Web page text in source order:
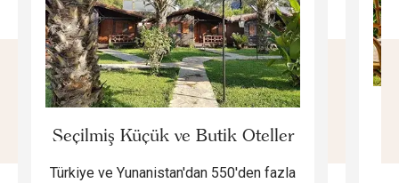
Seçilmiş Küçük ve Butik Oteller
Türkiye ve Yunanistan'dan 550'den fazla